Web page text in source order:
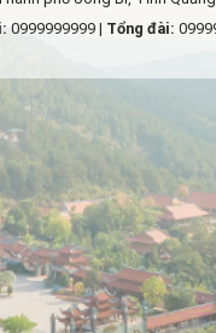
0999999999 | Tổng đài: